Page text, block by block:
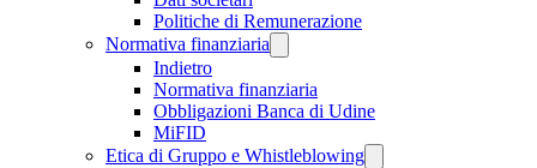
Politiche di Remunerazione
Normativa finanziaria
Indietro
Normativa finanziaria
Obbligazioni Banca di Udine
MiFID
Etica di Gruppo e Whistleblowing